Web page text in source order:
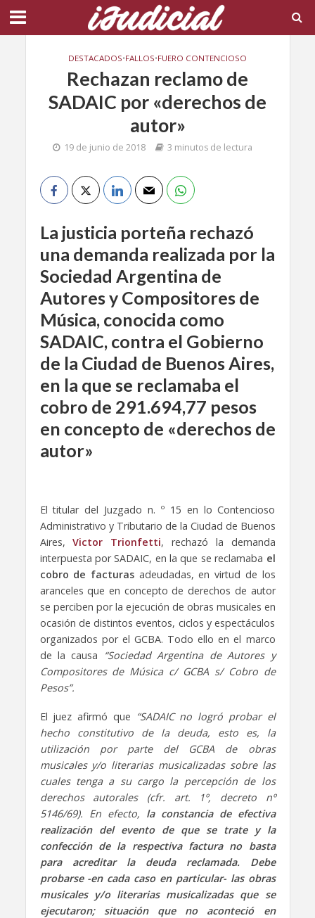
DESTACADOS•FALLOS•FUERO CONTENCIOSO
Rechazan reclamo de
SADAIC por «derechos de
autor»
19 de junio de 2018 3 minutos de lectura
La justicia porteña rechazó
una demanda realizada por la
Sociedad Argentina de
Autores y Compositores de
Música, conocida como
SADAIC, contra el Gobierno
de la Ciudad de Buenos Aires,
en la que se reclamaba el
cobro de 291.694,77 pesos
en concepto de «derechos de
autor»
El titular del Juzgado n. º 15 en lo Contencioso
Administrativo y Tributario de la Ciudad de Buenos
Aires,Victor Trionfetti, rechazó la demanda
interpuesta por SADAIC, en la que se reclamaba el
cobro de facturasadeudadas, en virtud de los
aranceles que en concepto de derechos de autor
se perciben por la ejecución de obras musicales en
ocasión de distintos eventos, ciclos y espectáculos
organizados por el GCBA. Todo ello en el marco
de la causa
“Sociedad Argentina de Autores y
Compositores de Música c/ GCBA s/ Cobro de
Pesos”.
El juez afirmó que “SADAIC no logró probar el
hecho constitutivo de la deuda, esto es, la
utilización por parte del GCBA de obras
musicales y/o literarias musicalizadas sobre las
cuales tenga a su cargo la percepción de los
derechos autorales (cfr. art. 1º, decreto nº
5146/69). En efecto, la constancia de efectiva
realización del evento de que se trate y la
confección de la respectiva factura no basta
para acreditar la deuda reclamada. Debe
probarse -en cada caso en particular- las obras
musicales y/o literarias musicalizadas que se
ejecutaron; situación que no aconteció en